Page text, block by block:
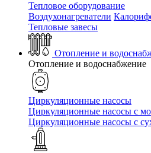
Тепловое оборудование
Воздухонагреватели
Тепловые завесы
Отопление и
Отопление и водоснабжение
Циркуляционные насосы
Циркуляционные насосы с
Циркуляционные насосы с